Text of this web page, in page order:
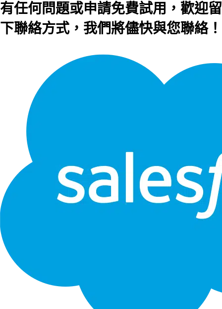
有任何問題或申請免費試用，歡迎留
下聯絡方式，我們將儘快與您聯絡！